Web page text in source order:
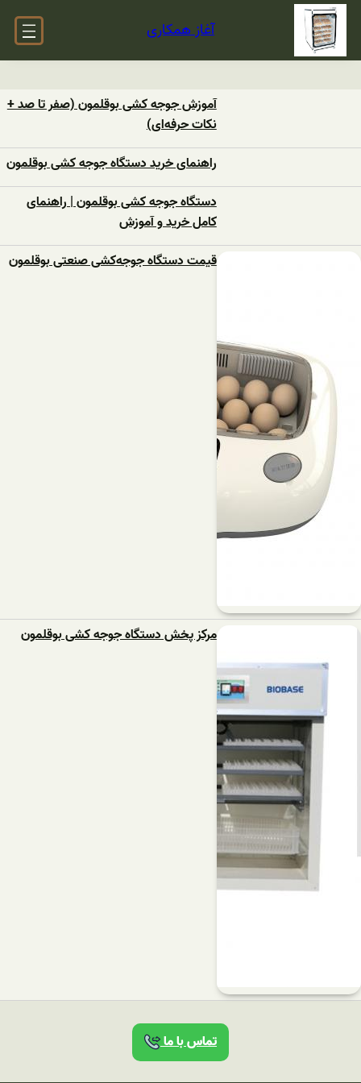
آغاز همکاری
آموزش جوجه کشی بوقلمون (صفر تا صد +
نکات حرفه‌ای)
راهنمای خرید دستگاه جوجه کشی بوقلمون
دستگاه جوجه کشی بوقلمون | راهنمای
کامل خرید و آموزش
قیمت دستگاه‌ جوجه‌کشی ‌صنعتی بوقلمون
مرکز پخش دستگاه جوجه کشی بوقلمون
تماس با ما